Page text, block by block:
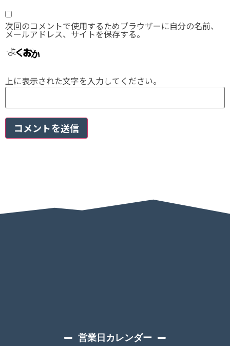
次回のコメントで使用するためブラウザーに自分の名前、
メールアドレス、サイトを保存する。
上に表示された文字を入力してください。
営業日カレンダー